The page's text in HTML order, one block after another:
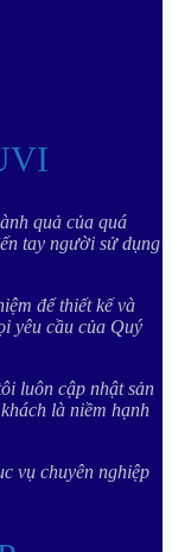
quả của quá
tay người sử dụng
để thiết kế và
yêu cầu của Quý
luôn cập nhật sản
là niềm hạnh
vụ chuyên nghiệp